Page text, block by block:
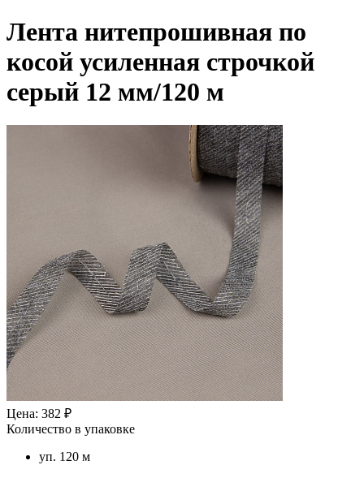
Лента нитепрошивная по
косой усиленная строчкой
серый 12 мм/120 м
Цена: 382 ₽
Количество в упаковке
уп. 120 м